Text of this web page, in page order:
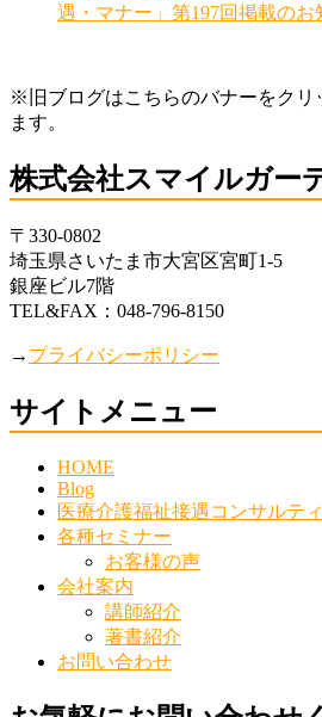
遇・マナー」第197回掲載のお
※旧ブログはこちらのバナーをクリ
ます。
株式会社スマイルガー
〒330-0802
埼玉県さいたま市大宮区宮町1-5
銀座ビル7階
TEL&FAX：048-796-8150
→ プライバシーポリシー
サイトメニュー
HOME
Blog
医療介護福祉接遇コンサルテ
各種セミナー
お客様の声
会社案内
講師紹介
著書紹介
お問い合わせ